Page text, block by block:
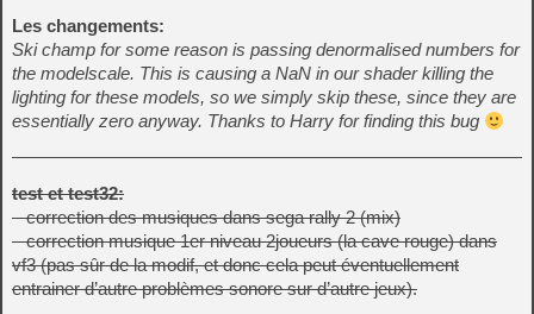
Les changements:
Ski champ for some reason is passing denormalised numbers for
the modelscale. This is causing a NaN in our shader killing the
lighting for these models, so we simply skip these, since they are
essentially zero anyway. Thanks to Harry for finding this bug
test et test32:
– correction des musiques dans sega rally 2 (mix)
– correction musique 1er niveau 2joueurs (la cave rouge) dans
vf3 (pas sûr de la modif, et donc cela peut éventuellement
entrainer d’autre problèmes sonore sur d’autre jeux).